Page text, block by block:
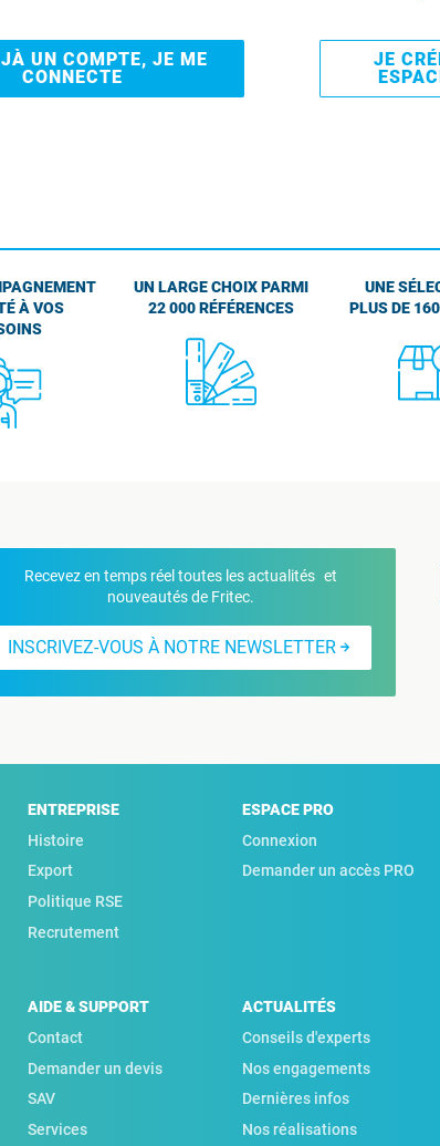
UN COMPTE, JE ME
CONNECTE
JE
À VOS
UN LARGE CHOIX PARMI
22 000 RÉFÉRENCES
UNE
PLUS DE
Recevez en temps réel toutes les actualités et
nouveautés de Fritec.
INSCRIVEZ-VOUS À NOTRE NEWSLETTER
ENTREPRISE
Histoire
Export
Politique RSE
Recrutement
ESPACE PRO
Connexion
Demander un accès PRO
AIDE & SUPPORT
Contact
Demander un devis
SAV
Services
ACTUALITÉS
Conseils d'experts
Nos engagements
Dernières infos
Nos réalisations